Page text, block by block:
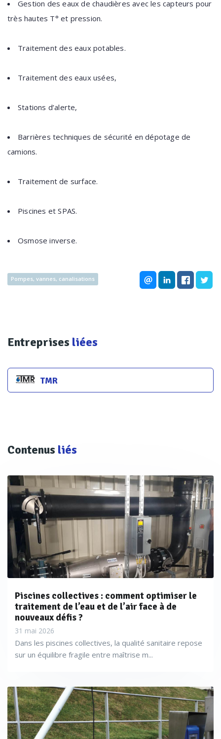
Gestion des eaux de chaudières avec les capteurs pour
très hautes T° et pression.
Traitement des eaux potables.
Traitement des eaux usées,
Stations d’alerte,
Barrières techniques de sécurité en dépotage de
camions.
Traitement de surface.
Piscines et SPAS.
Osmose inverse.
Pompes, vannes, canalisations
Entreprises liées
TMR
Contenus liés
Piscines collectives : comment optimiser le
traitement de l’eau et de l’air face à de
nouveaux défis ?
31 mai 2026
Dans les piscines collectives, la qualité sanitaire repose
sur un équilibre fragile entre maîtrise m...